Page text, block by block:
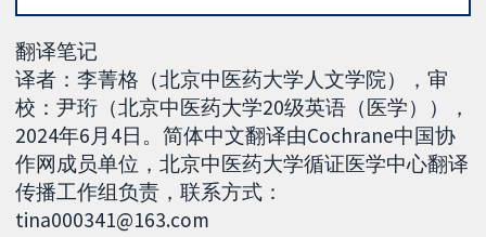
翻译笔记
译者：李菁格（北京中医药大学人文学院），审
校：尹珩（北京中医药大学20级英语（医学）），
2024年6月4日。简体中文翻译由Cochrane中国协
作网成员单位，北京中医药大学循证医学中心翻译
传播工作组负责，联系方式：
tina000341@163.com